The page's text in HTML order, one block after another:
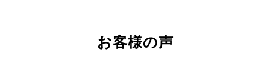
お客様の声